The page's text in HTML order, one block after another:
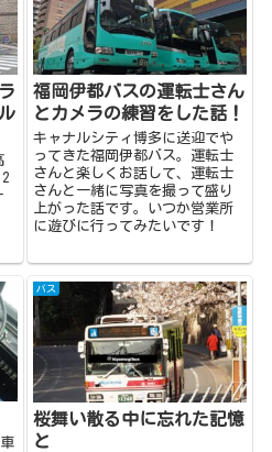
福岡伊都バスの運転士さん
とカメラの練習をした話！
キャナルシティ博多に送迎でや
ってきた福岡伊都バス。運転士
さんと楽しくお話して、運転士
さんと一緒に写真を撮って盛り
上がった話です。いつか営業所
に遊びに行ってみたいです！
バス
桜舞い散る中に忘れた記憶
と